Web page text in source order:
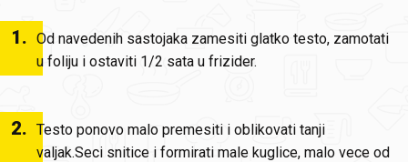
1. Od navedenih sastojaka zamesiti glatko testo, zamotati
u foliju i ostaviti 1/2 sata u frizider.
2. Testo ponovo malo premesiti i oblikovati tanji
valjak.Seci snitice i formirati male kuglice, malo vece od